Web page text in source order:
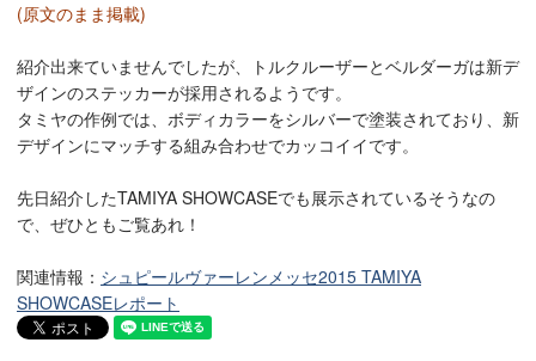
(原文のまま掲載)
紹介出来ていませんでしたが、トルクルーザーとベルダーガは新デ
ザインのステッカーが採用されるようです。
タミヤの作例では、ボディカラーをシルバーで塗装されており、新
デザインにマッチする組み合わせでカッコイイです。
先日紹介したTAMIYA SHOWCASEでも展示されているそうなの
で、ぜひともご覧あれ！
関連情報： シュピールヴァーレンメッセ2015 TAMIYA
SHOWCASEレポート